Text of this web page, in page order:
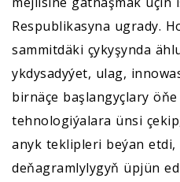
Respublikasyna ugrady.
sammitdäki çykyşynda
ykdysadyýet, ulag,
birnäçe başlangyçlary
tehnologiýalara ünsi
anyk teklipleri beýan
deňagramlylygyň üpjün